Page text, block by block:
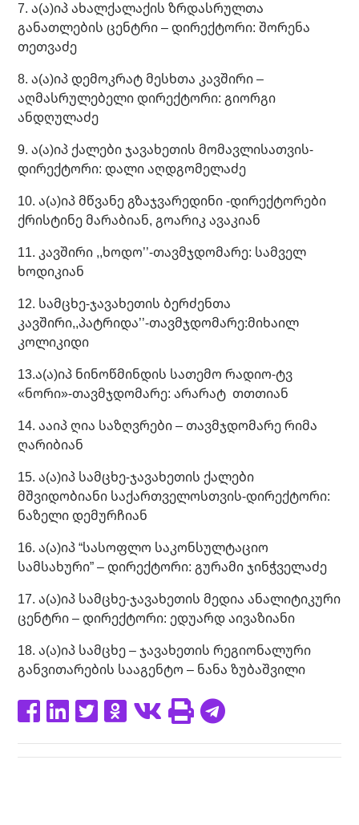
7. ა(ა)იპ ახალქალაქის ზრდასრულთა
განათლების ცენტრი – დირექტორი: შორენა
თეთვაძე
8. ა(ა)იპ დემოკრატ მესხთა კავშირი –
აღმასრულებელი დირექტორი: გიორგი
ანდღულაძე
9. ა(ა)იპ ქალები ჯავახეთის მომავლისათვის-
დირექტორი: დალი აღდგომელაძე
10. ა(ა)იპ მწვანე გზაჯვარედინი -დირექტორები
ქრისტინე მარაბიან, გოარიკ ავაკიან
11. კავშირი ,,ხოდო’’-თავმჯდომარე: სამველ
ხოდიკიან
12. სამცხე-ჯავახეთის ბერძენთა
კავშირი,,პატრიდა’’-თავმჯდომარე:მიხაილ
კოლიკიდი
13.ა(ა)იპ ნინოწმინდის სათემო რადიო-ტვ
«ნორი»-თავმჯდომარე: არარატ თთთიან
14. ააიპ ღია საზღვრები – თავმჯდომარე რიმა
ღარიბიან
15. ა(ა)იპ სამცხე-ჯავახეთის ქალები
მშვიდობიანი საქართველოსთვის-დირექტორი:
ნაზელი დემურჩიან
16. ა(ა)იპ “სასოფლო საკონსულტაციო
სამსახური” – დირექტორი: გურამი ჯინჭველაძე
17. ა(ა)იპ სამცხე-ჯავახეთის მედია ანალიტიკური
ცენტრი – დირექტორი: ედუარდ აივაზიანი
18. ა(ა)იპ სამცხე – ჯავახეთის რეგიონალური
განვითარების სააგენტო – ნანა ზუბაშვილი